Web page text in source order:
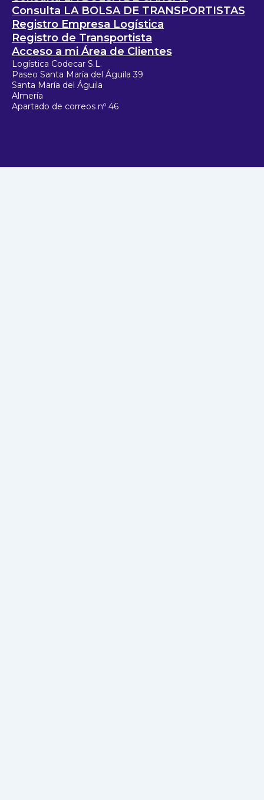
Consulta LA BOLSA DE TRANSPORTISTAS
Registro Empresa Logística
Registro de Transportista
Acceso a mi Área de Clientes
Logística Codecar S.L.
Paseo Santa María del Águila 39
Santa María del Águila
Almería
Apartado de correos nº 46